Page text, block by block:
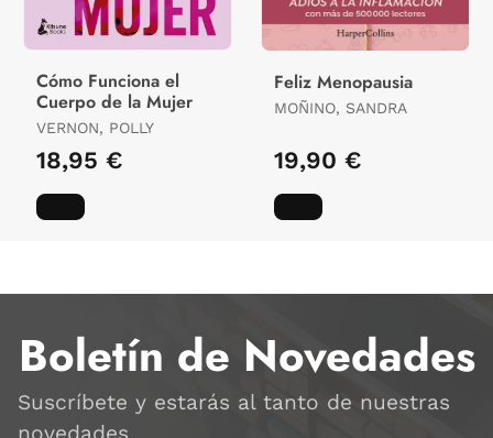
Cómo Funciona el
Cuerpo de la Mujer
VERNON, POLLY
18,95 €
Feliz Menopausia
MOÑINO, SANDRA
19,90 €
Boletín de Novedades
Suscríbete y estarás al tanto de nuestras